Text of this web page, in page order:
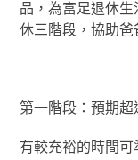
品，為富足退休
休三階段，協助爸
第一階段：預期超
有較充裕的時間